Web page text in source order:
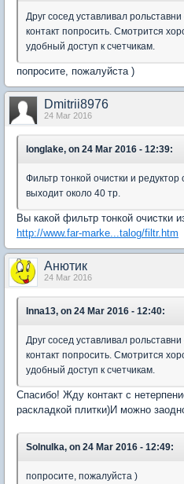
Друг сосед уставливал
контакт попросить. Смотрится
удобный доступ к счетчикам.
попросите, пожалуйста )
Dmitrii8976
24 Mar 2016
longlake, on 24 Mar 2016 - 12:39:
Фильтр тонкой очистки и
выходит около 40 тр.
Вы какой фильтр тонкой очистки
http://www.far-marke...talog/filtr.htm
Анютик
24 Mar 2016
Inna13, on 24 Mar 2016 - 12:40:
Друг сосед уставливал
контакт попросить. Смотрится
удобный доступ к счетчикам.
Спасибо! Жду контакт с
раскладкой плитки)И можно
Solnulka, on 24 Mar 2016 - 12:49:
попросите, пожалуйста )